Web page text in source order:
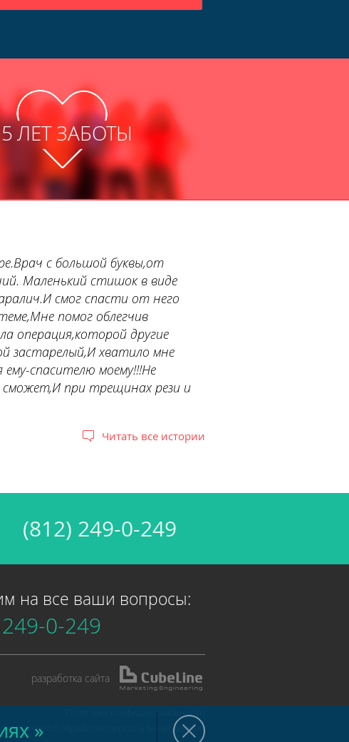
ЛЕТ ЗАБОТЫ
с большой буквы,от
Маленький стишок в виде
смог спасти от него
помог облегчив
операция,которой другие
застарелый,И хватило мне
спасителю моему!!!Не
при трещинах рези и
Читать все истории
(812) 249-0-249
»
на все ваши вопросы:
249-0-249
разработка сайта
Политика конфиденциальности
об обработке персональных данных